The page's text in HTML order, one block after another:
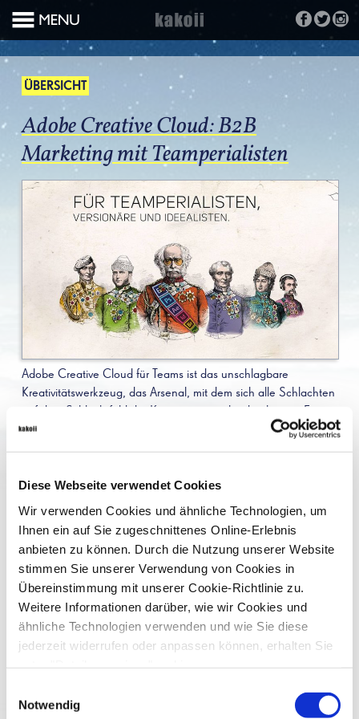
Diese Webseite verwendet Cookies
Wir verwenden Cookies und ähnliche Technologien, um
Ihnen ein auf Sie zugeschnittenes Online-Erlebnis
anbieten zu können. Durch die Nutzung unserer Website
stimmen Sie unserer Verwendung von Cookies in
Übereinstimmung mit unserer Cookie-Richtlinie zu.
Weitere Informationen darüber, wie wir Cookies und
ähnliche Technologien verwenden und wie Sie diese
jederzeit widerrufen oder anpassen können, erhalten Sie
Notwendig
ÜBERSICHT
Adobe Creative Cloud: B2B
Marketing mit Teamperialisten
Adobe Creative Cloud für Teams ist das unschlagbare
Kreativitätswerkzeug, das Arsenal, mit dem sich alle Schlachten
Comparex, einen der größten Lizenzspezialisten, entwickelte
potenziellen Kunden aus der Kreativbranche näherbringt. Bei
diesem Projekt konnte kakoii nicht nur seine Expertise als B2B-
Software- und Lizenzhandel.
Comparex ist ein international agierendes IT-Unternehmen mit
Schwerpunkt auf Software-Lizenzierung, Software Asset
Management und IT-Services. Gegründet im Jahr 1986, hat
sich das Unternehmen zu einem führenden Anbieter in der IT-
Branche entwickelt. Mit Hauptsitz in Leipzig operiert Comparex
weltweit und betreut Kunden in über 80 Ländern.
Das Hauptgeschäftsfeld von Comparex liegt in der Beratung